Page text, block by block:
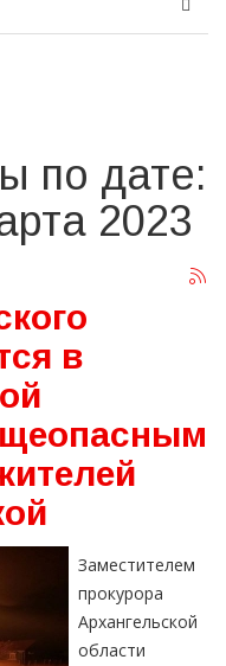
по дате:
2023
в
Заместителем
прокурора
Архангельской
области